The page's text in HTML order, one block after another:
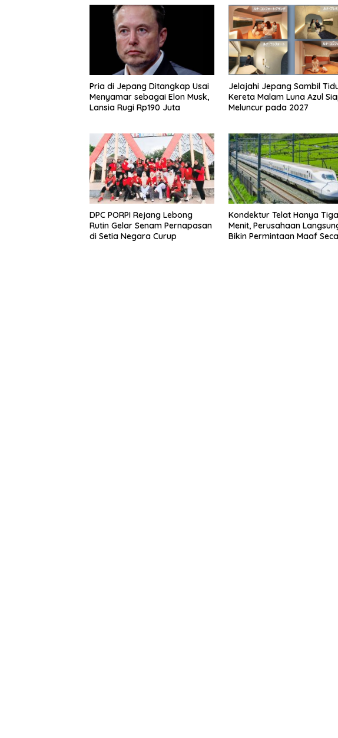
Pria di Jepang Ditangkap Usai
Menyamar sebagai Elon Musk,
Lansia Rugi Rp190 Juta
Jelajahi Jepang Sambil
Kereta Malam Luna Azul
Meluncur pada 2027
DPC PORPI Rejang Lebong
Rutin Gelar Senam Pernapasan
di Setia Negara Curup
Kondektur Telat Hanya Tiga
Menit, Perusahaan
Bikin Permintaan Maaf